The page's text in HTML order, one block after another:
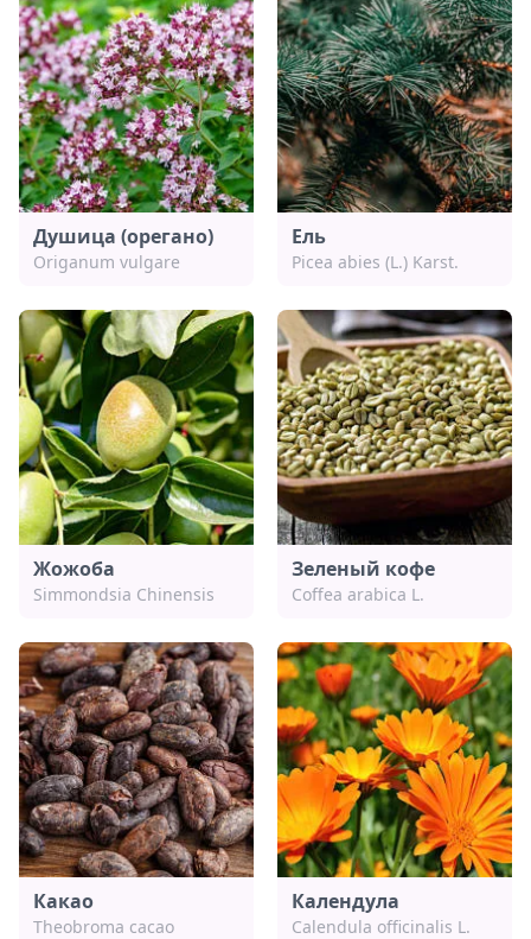
Душица (орегано)
Origanum vulgare
Ель
Picea abies (L.) Karst.
Жожоба
Simmondsia Chinensis
Зеленый кофе
Coffea arabica L.
Какао
Theobroma cacao
Календула
Calendula officinalis L.